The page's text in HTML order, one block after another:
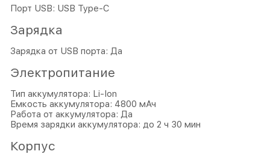
Порт USB: USB Type-C
Зарядка
Зарядка от USB порта: Да
Электропитание
Тип аккумулятора: Li-Ion
Емкость аккумулятора: 4800 мАч
Работа от аккумулятора: Да
Время зарядки аккумулятора: до 2 ч 30 мин
Корпус